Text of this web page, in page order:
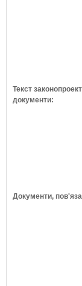
Текст
документи:
Документи,